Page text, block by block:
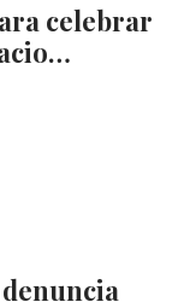
celebrar